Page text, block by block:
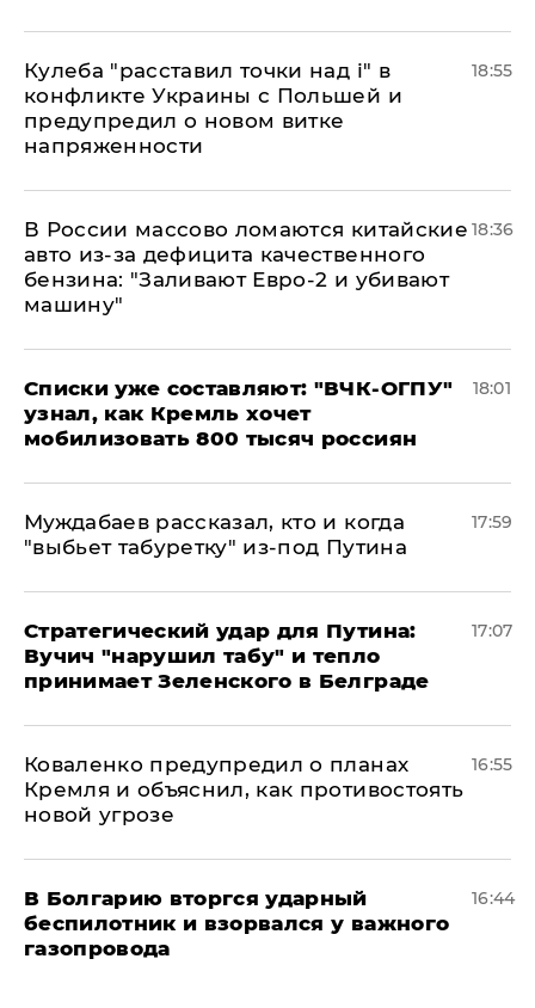
Кулеба "расставил точки над і" в
конфликте Украины с Польшей и
предупредил о новом витке
напряженности
18:55
В России массово ломаются китайские
авто из-за дефицита качественного
бензина: "Заливают Евро-2 и убивают
машину"
18:36
Списки уже составляют: "ВЧК-ОГПУ"
узнал, как Кремль хочет
мобилизовать 800 тысяч россиян
18:01
Муждабаев рассказал, кто и когда
"выбьет табуретку" из-под Путина
17:59
Стратегический удар для Путина:
Вучич "нарушил табу" и тепло
принимает Зеленского в Белграде
17:07
Коваленко предупредил о планах
Кремля и объяснил, как противостоять
новой угрозе
16:55
В Болгарию вторгся ударный
беспилотник и взорвался у важного
газопровода
16:44